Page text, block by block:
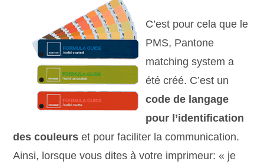
C’est pour cela que le
PMS, Pantone
matching system a
été créé. C’est un
code de langage
pour l’identification
des couleurs et pour faciliter la communication.
Ainsi, lorsque vous dites à votre imprimeur: « je